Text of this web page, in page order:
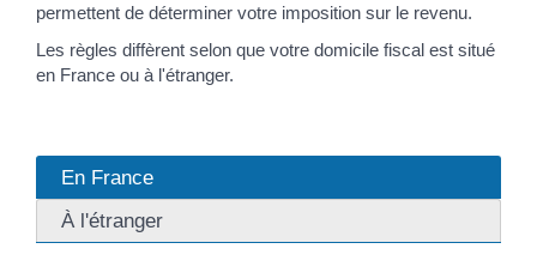
permettent de déterminer votre imposition sur le revenu.
Les règles diffèrent selon que votre domicile fiscal est situé
en France ou à l'étranger.
En France
À l'étranger